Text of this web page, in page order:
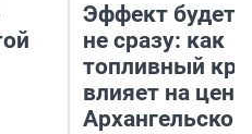
Эффект будет
не сразу: как
топливный
влияет на